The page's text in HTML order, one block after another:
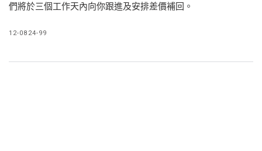
們將於三個工作天內向你跟進及安排差價補回。
12-0824-99